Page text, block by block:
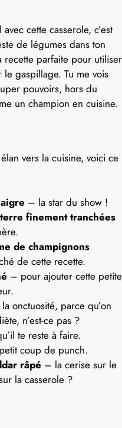
cette casserole, c’est
de légumes dans ton
recette parfaite pour utiliser
gaspillage. Tu me vois
pouvoirs, hors du
un champion en cuisine.
vers la cuisine, voici ce
– la star du show !
finement tranchées
de champignons
de cette recette.
– pour ajouter cette petite
onctuosité, parce qu’on
n’est-ce pas ?
te reste à faire.
coup de punch.
râpé – la cerise sur le
la casserole ?